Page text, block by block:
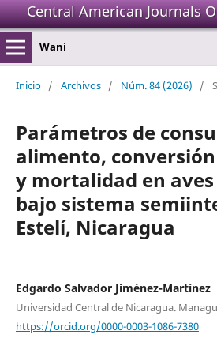
Central American Journals
Wani
Inicio / Archivos / Núm. 84 (2026) /
Parámetros de
alimento,
y mortalidad en
bajo sistema
Estelí, Nicaragua
Edgardo Salvador Jiménez-Martínez
Universidad Central de Nicaragua.
https://orcid.org/0000-0003-1086-7380